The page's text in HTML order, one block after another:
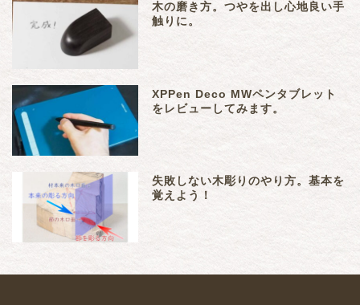
木の磨き方。つやを出し心地良い手
触りに。
XPPen Deco MWペンタブレット
をレビューしてみます。
失敗しない木彫りのやり方。基本を
覚えよう！